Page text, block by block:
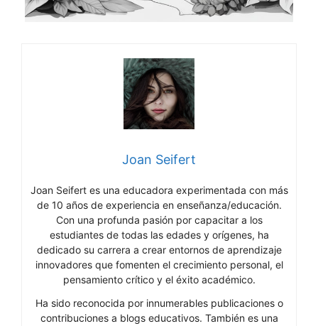
Joan Seifert
Joan Seifert es una educadora experimentada con más
de 10 años de experiencia en enseñanza/educación.
Con una profunda pasión por capacitar a los
estudiantes de todas las edades y orígenes, ha
dedicado su carrera a crear entornos de aprendizaje
innovadores que fomenten el crecimiento personal, el
pensamiento crítico y el éxito académico.
Ha sido reconocida por innumerables publicaciones o
contribuciones a blogs educativos. También es una